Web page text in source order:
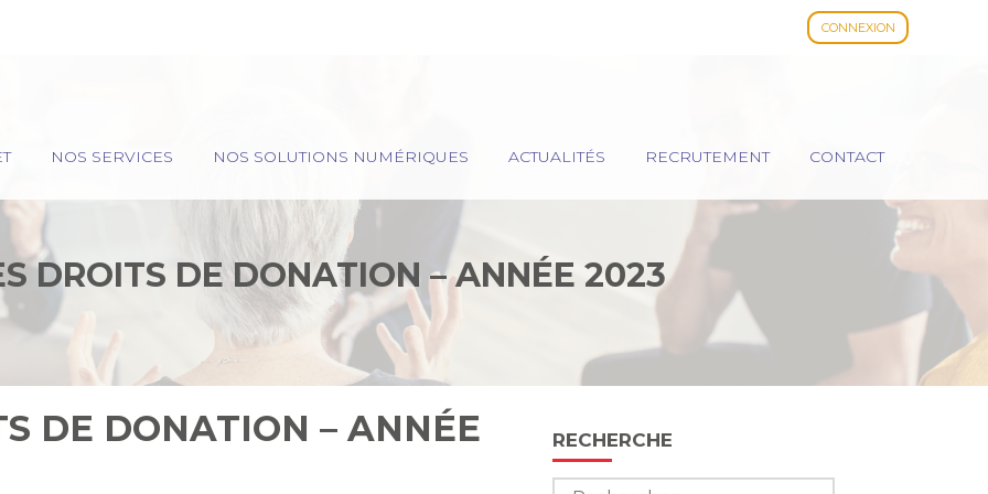
CONNEXION
NOS SERVICES NOS SOLUTIONS NUMÉRIQUES ACTUALITÉS RECRUTEMENT CONTACT
DROITS DE DONATION – ANNÉE 2023
DE DONATION – ANNÉE
Blog
sidebar
RECHERCHE
Rechercher :